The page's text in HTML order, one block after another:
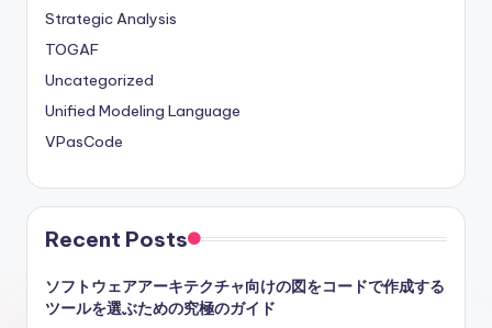
Strategic Analysis
TOGAF
Uncategorized
Unified Modeling Language
VPasCode
Recent Posts
ソフトウェアアーキテクチャ向けの図をコードで作成する
ツールを選ぶための究極のガイド